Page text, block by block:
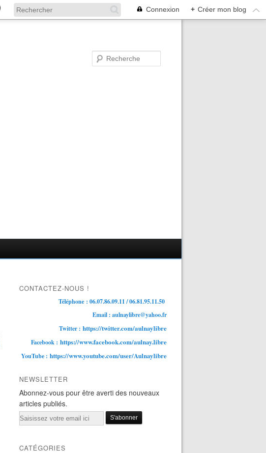
Connexion + Créer mon blog
CONTACTEZ-NOUS !
Téléphone : 06.07.86.09.11 / 06.81.95.11.50
Email : aulnaylibre@yahoo.fr
Twitter : https://twitter.com/aulnaylibre
Facebook : https://www.facebook.com/aulnay.libre
YouTube : https://www.youtube.com/user/Aulnaylibre
NEWSLETTER
Abonnez-vous pour être averti des nouveaux
articles publiés.
Email
CATÉGORIES